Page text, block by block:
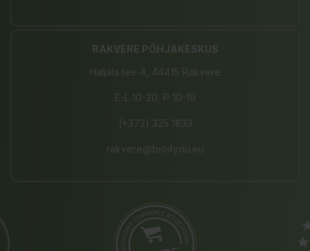
RAKVERE PÕHJAKESKUS
Haljala tee 4, 44415 Rakvere
E-L 10-20, P 10-19
(+372) 325 1833
rakvere@bio4you.eu